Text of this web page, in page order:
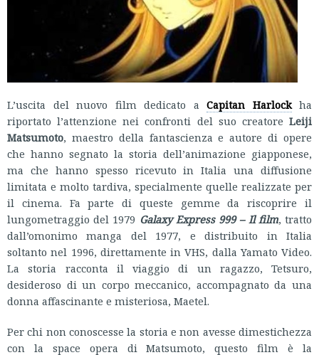
L’uscita del nuovo film dedicato a Capitan Harlockha
riportato l’attenzione nei confronti del suo creatore Leiji
Matsumoto, maestro della fantascienza e autore di opere
che hanno segnato la storia dell’animazione giapponese,
ma che hanno spesso ricevuto in Italia una diffusione
limitata e molto tardiva, specialmente quelle realizzate per
il cinema. Fa parte di queste gemme da riscoprire il
lungometraggio del 1979 Galaxy Express 999 – Il film, tratto
dall’omonimo manga del 1977, e distribuito in Italia
soltanto nel 1996, direttamente in VHS, dalla Yamato Video.
La storia racconta il viaggio di un ragazzo, Tetsuro,
desideroso di un corpo meccanico, accompagnato da una
donna affascinante e misteriosa, Maetel.
Per chi non conoscesse la storia e non avesse dimestichezza
con la space opera di Matsumoto, questo film è la